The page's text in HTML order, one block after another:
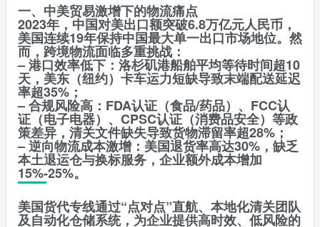
一、中美贸易激增下的物流痛点
2023年，中国对美出口额突破6.8万亿元人民币，
美国连续19年保持中国最大单一出口市场地位。然
而，跨境物流面临多重挑战：
– 港口效率低下：洛杉矶港船舶平均等待时间超10
天，美东（纽约）卡车运力短缺导致末端配送延迟
率超35%；
– 合规风险高：FDA认证（食品/药品）、FCC认
证（电子电器）、CPSC认证（消费品安全）等政
策差异，清关文件缺失导致货物滞留率超28%；
– 逆向物流成本激增：美国退货率高达30%，缺乏
本土退运仓与换标服务，企业额外成本增加
15%-25%。
美国货代专线通过“点对点”直航、本地化清关团队
及自动化仓储系统，为企业提供高时效、低风险的